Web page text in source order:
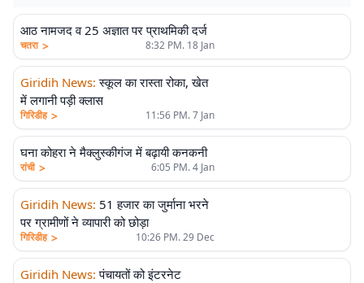
आठ नामजद व 25 अज्ञात पर प्राथमिकी दर्ज
चतरा > 8:32 PM. 18 Jan
Giridih News: स्कूल का रास्ता रोका, खेत
में लगानी पड़ी क्लास
गिरिडीह > 11:56 PM. 7 Jan
घना कोहरा ने मैक्लुस्कीगंज में बढ़ायी कनकनी
रांची > 6:05 PM. 4 Jan
Giridih News: 51 हजार का जुर्माना भरने
पर ग्रामीणों ने व्यापारी को छोड़ा
गिरिडीह > 10:26 PM. 29 Dec
Giridih News: पंचायतों को इंटरनेट